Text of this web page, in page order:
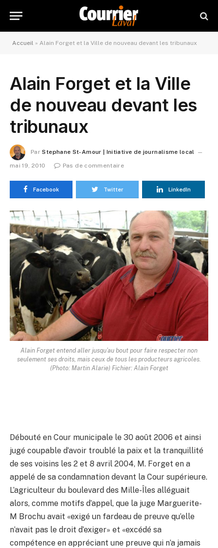
Accueil » Alain Forget et la Ville de nouveau devant les tribunaux
Alain Forget et la Ville
de nouveau devant les
tribunaux
Par Stephane St-Amour | Initiative de journalisme local
mai 19, 2010
Pas de commentaire
Facebook Twitter LinkedIn
Alain Forget entend aller jusqu’au bout pour faire respecter non
seulement ses droits, mais ceux de tous les producteurs agricoles.
(Photo: Martin Alarie) Fichier: Alain Forget
Débouté en Cour municipale le 30 août 2006 et ainsi
jugé coupable d’avoir troublé la paix et la tranquillité
de ses voisins les 2 et 8 avril 2004, M. Forget en a
appelé de sa condamnation devant la Cour supérieure.
L’agriculteur du boulevard des Mille-Îles alléguait
alors, comme motifs d’appel, que la juge Marguerite-
M Brochu avait «exigé un fardeau de preuve qu’elle
n’avait pas le droit d’exiger» et «excédé sa
compétence en appréciant une preuve qui n’a jamais